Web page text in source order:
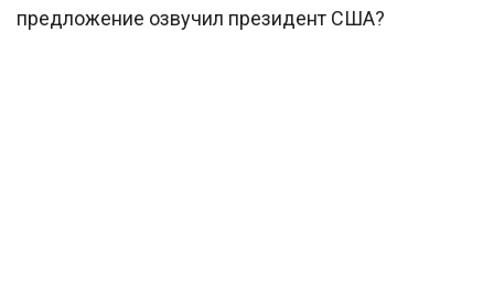
предложение озвучил президент США?